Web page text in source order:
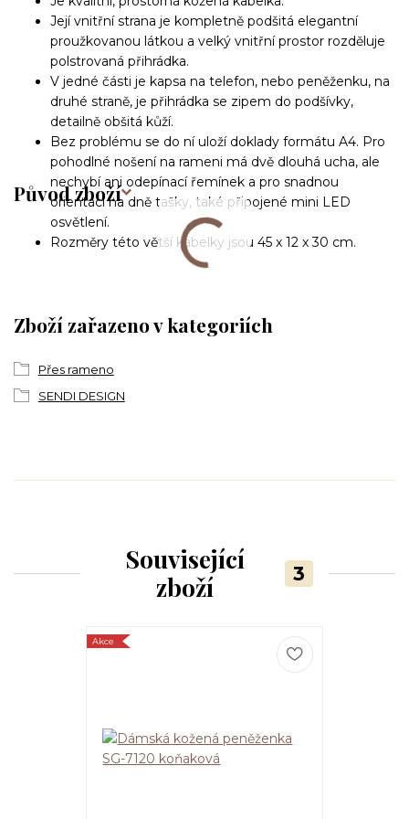
Její vnitřní strana je kompletně podšitá elegantní
proužkovanou látkou a velký vnitřní prostor rozděluje
polstrovaná přihrádka.
V jedné části je kapsa na telefon, nebo peněženku, na
druhé straně, je přihrádka se zipem do podšívky,
detailně obšitá kůží.
Bez problému se do ní uloží doklady formátu A4. Pro
pohodlné nošení na rameni má dvě dlouhá ucha, ale
nechybí ani odepínací řemínek a pro snadnou
orientaci na dně tašky, také připojené mini LED
osvětlení.
Rozměry této větší kabelky jsou 45 x 12 x 30 cm.
Původ zboží
Zboží zařazeno v kategoriích
Přes rameno
SENDI DESIGN
Související
zboží
3
Akce